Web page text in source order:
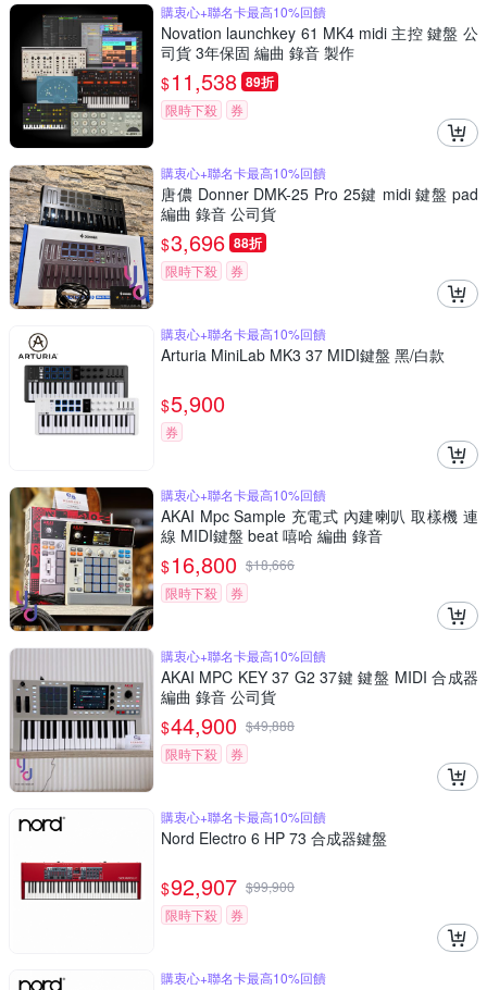
購衷心+聯名卡最高10%回饋
Novation launchkey 61 MK4 midi 主控 鍵盤 公
司貨 3年保固 編曲 錄音 製作
$11,538 89折
限時下殺 券
購衷心+聯名卡最高10%回饋
唐儂 Donner DMK-25 Pro 25鍵 midi 鍵盤 pad
編曲 錄音 公司貨
$3,696 88折
限時下殺 券
購衷心+聯名卡最高10%回饋
Arturia MiniLab MK3 37 MIDI鍵盤 黑/白款
$5,900
券
購衷心+聯名卡最高10%回饋
AKAI Mpc Sample 充電式 內建喇叭 取樣機 連
線 MIDI鍵盤 beat 嘻哈 編曲 錄音
$16,800 $18,666
限時下殺
券
購衷心+聯名卡最高10%回饋
AKAI MPC KEY 37 G2 37鍵 鍵盤 MIDI 合成器
編曲 錄音 公司貨
$44,900 $49,888
限時下殺
券
購衷心+聯名卡最高10%回饋
Nord Electro 6 HP 73 合成器鍵盤
$92,907 $99,900
限時下殺
券
購衷心+聯名卡最高10%回饋